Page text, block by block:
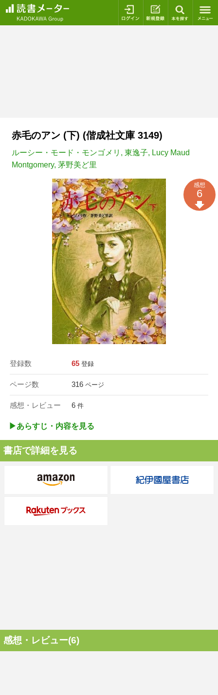
ログイン 新規登録
赤毛のアン (下) (偕成社文庫 3149)
ルーシー・モード・モンゴメリ , 東逸子, Lucy Maud
Montgomery, 茅野美ど里
登録数 65 登録
ページ数 316 ページ
感想・レビュー 6 件
感想
6
▶︎あらすじ・内容を見る
書店で詳細を見る
感想・レビュー(6)